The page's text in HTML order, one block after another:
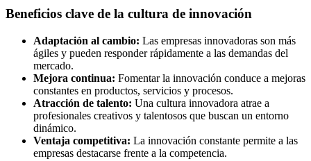
Beneficios clave de la cultura de innovación
Adaptación al cambio: Las empresas innovadoras son más
ágiles y pueden responder rápidamente a las demandas del
mercado.
Mejora continua: Fomentar la innovación conduce a mejoras
constantes en productos, servicios y procesos.
Atracción de talento: Una cultura innovadora atrae a
profesionales creativos y talentosos que buscan un entorno
dinámico.
Ventaja competitiva: La innovación constante permite a las
empresas destacarse frente a la competencia.